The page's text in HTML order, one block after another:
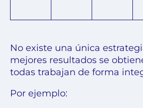
No existe una única
mejores resultados se
todas trabajan de forma
Por ejemplo: